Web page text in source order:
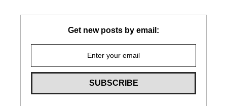
Get new posts by email: